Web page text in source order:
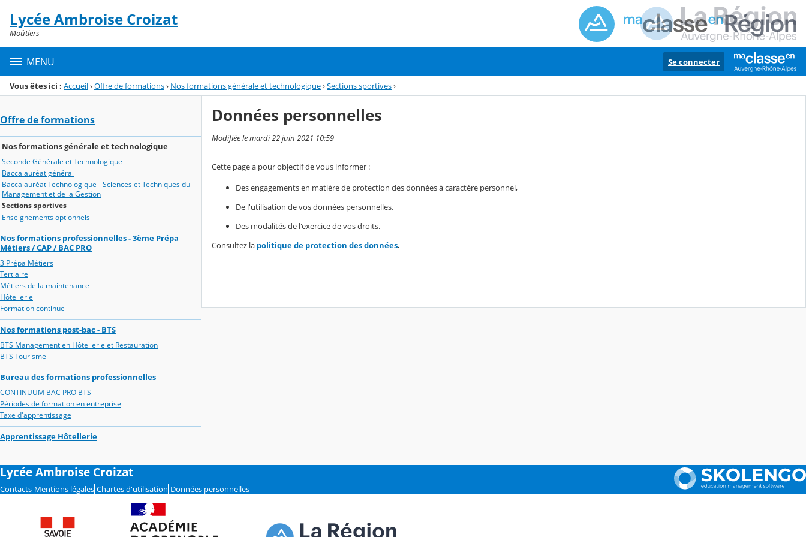
Menu de la rubrique
Contenu
Lycée Ambroise Croizat
Moûtiers
MENU Se connecter
Vous êtes ici : Accueil›Offre de formations› Nos formations générale et technologique›Sections sportives›
Offre de formations
Nos formations générale et technologique
Seconde Générale et Technologique
Baccalauréat général
Baccalauréat Technologique - Sciences et Techniques du
Management et de la Gestion
Sections sportives
Enseignements optionnels
Nos formations professionnelles - 3ème Prépa
Métiers / CAP / BAC PRO
3 Prépa Métiers
Tertiaire
Métiers de la maintenance
Hôtellerie
Formation continue
Nos formations post-bac - BTS
BTS Management en Hôtellerie et Restauration
BTS Tourisme
Bureau des formations professionnelles
CONTINUUM BAC PRO BTS
Périodes de formation en entreprise
Taxe d'apprentissage
Apprentissage Hôtellerie
Données personnelles
Modifiée le mardi 22 juin 2021 10:59
Cette page a pour objectif de vous informer :
Des engagements en matière de protection des données à caractère personnel,
De l'utilisation de vos données personnelles,
Des modalités de l'exercice de vos droits.
Consultez la politique de protection des données.
Lycée Ambroise Croizat
Contacts Mentions légales Chartes d'utilisation Données personnelles